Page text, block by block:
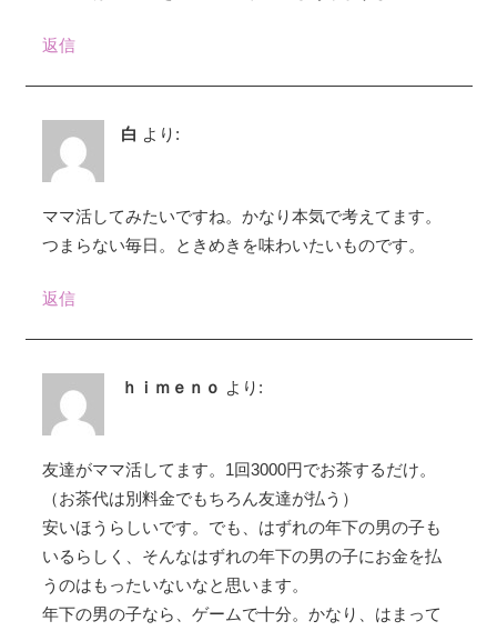
返信
白 より:
ママ活してみたいですね。かなり本気で考えてます。
つまらない毎日。ときめきを味わいたいものです。
返信
ｈｉｍｅｎｏ より:
友達がママ活してます。1回3000円でお茶するだけ。
（お茶代は別料金でもちろん友達が払う）
安いほうらしいです。でも、はずれの年下の男の子も
いるらしく、そんなはずれの年下の男の子にお金を払
うのはもったいないなと思います。
年下の男の子なら、ゲームで十分。かなり、はまって